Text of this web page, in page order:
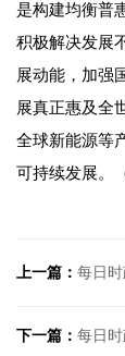
是构建均衡普
积极解决发展
展动能，加强
展真正惠及全
全球新能源等
可持续发展。
上一篇： 每日
下一篇： 每日